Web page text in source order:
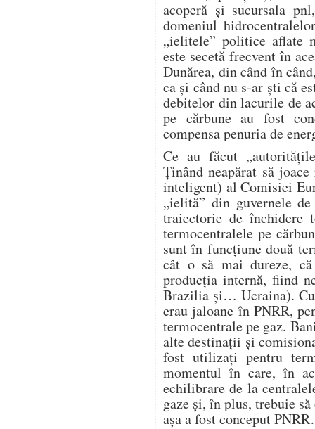
acoperă și sucursala
domeniul
„ielitele” politice aflate
este secetă frecvent în
Dunărea, din când în
ca și când nu s-ar ști că
debitelor din lacurile de
pe cărbune au fost
compensa penuria de
Ce au făcut
Ținând neapărat să
inteligent) al Comisiei
„ielită” din guvernele
traiectorie de închidere
termocentralele pe
sunt în funcțiune două
cât o să mai dureze,
producția internă, fiind
Brazilia și… Ucraina).
erau jaloane în PNRR,
termocentrale pe gaz.
alte destinații și
fost utilizați pentru
momentul în care, în
echilibrare de la
gaze și, în plus, trebuie
așa a fost conceput